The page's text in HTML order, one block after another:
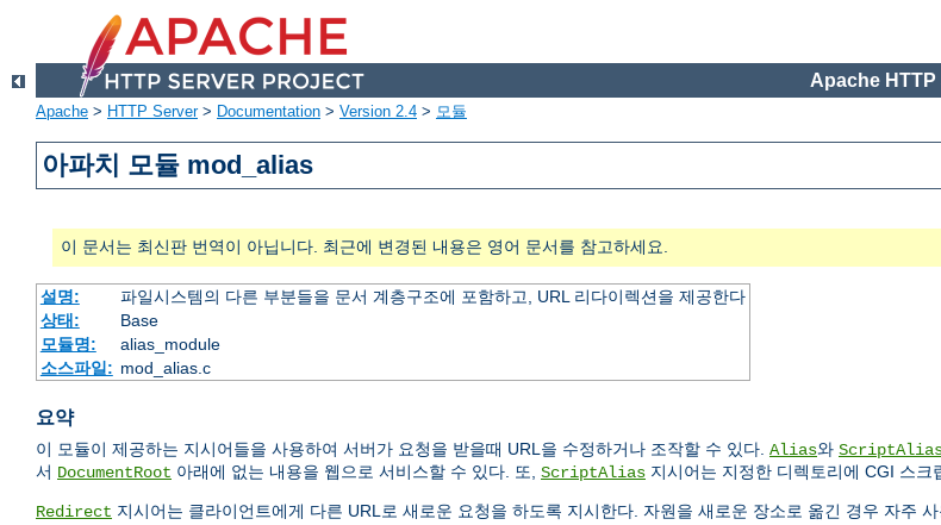
Apache
Apache > HTTP Server> Documentation > Version 2.4 > 모듈
아파치 모듈 mod_alias
이 문서는 최신판 번역이 아닙니다. 최근에 변경된 내용은 영어 문서를 참고하세요.
설명:
파일시스템의 다른 부분들을 문서 계층구조에 포함하고, URL 리다이렉션을 제공한다
상태:
Base
모듈명:
alias_module
소스파일: mod_alias.c
요약
이 모듈이 제공하는 지시어들을 사용하여 서버가 요청을 받을때 URL을 수정하거나 조작할 수 있다. Alias와
서 DocumentRoot 아래에 없는 내용을 웹으로 서비스할 수 있다. 또, ScriptAlias 지시어는 지정한 디렉토리에 CGI 스크
Redirect 지시어는 클라이언트에게 다른 URL로 새로운 요청을 하도록 지시한다. 자원을 새로운 장소로 옮긴 경우 자주